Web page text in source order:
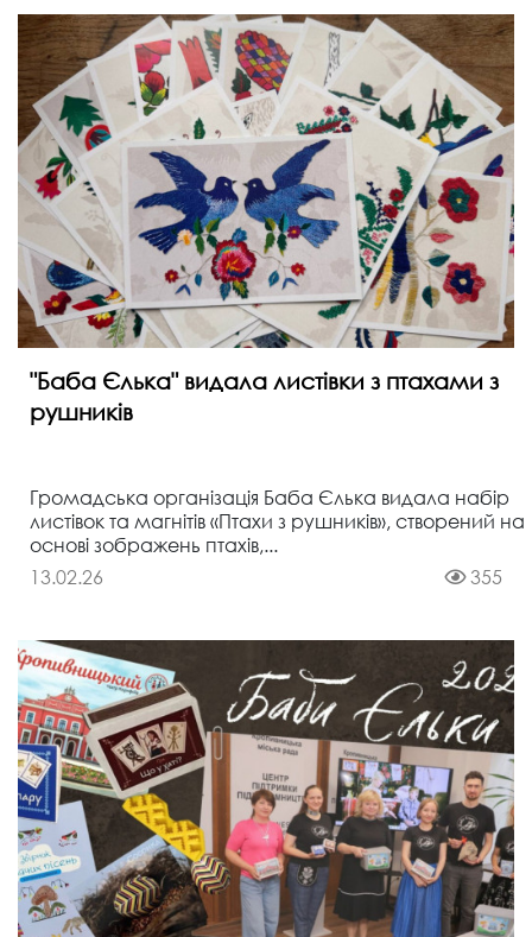
"Баба Єлька" видала листівки з птахами з
рушників
​Громадська організація Баба Єлька видала набір
листівок та магнітів «Птахи з рушників», створений на
основі зображень птахів,...
13.02.26
355